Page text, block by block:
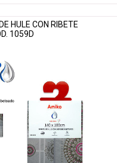
HULE CON RIBETE
1059D